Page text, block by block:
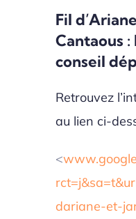
Appels à projets
Fil
Cantaous
conseil
Retrouvez
au lien ci-
<
dariane-et-